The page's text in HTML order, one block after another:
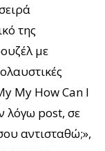
της
με
My How Can I
λόγω post, σε
αντισταθώ;»,